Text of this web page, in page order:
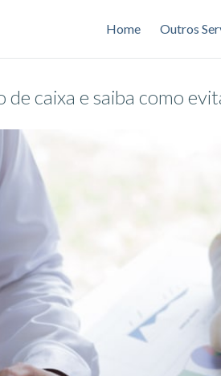
Home Outros
caixa e saiba como